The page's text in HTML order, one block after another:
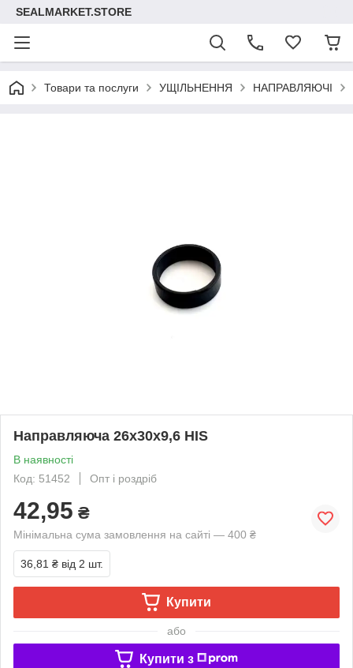
SEALMARKET.STORE
Товари та послуги УЩІЛЬНЕННЯ НАПРАВЛЯЮЧІ
Направляюча 26х30х9,6 HIS
В наявності
Код: 51452
Опт і роздріб
42,95 ₴
Мінімальна сума замовлення на сайті — 400 ₴
36,81 ₴ від 2 шт.
Купити
або
Купити з